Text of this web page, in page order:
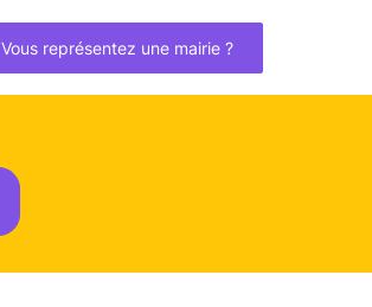
Vous représentez une mairie ?